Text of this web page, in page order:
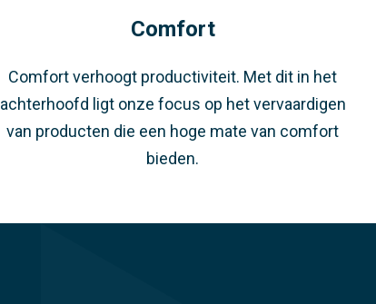
Comfort
Comfort verhoogt productiviteit. Met dit in het
achterhoofd ligt onze focus op het vervaardigen
van producten die een hoge mate van comfort
bieden.